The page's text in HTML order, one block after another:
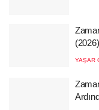
(2026)
YAŞAR